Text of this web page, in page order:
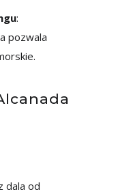
:
pozwala
dala od